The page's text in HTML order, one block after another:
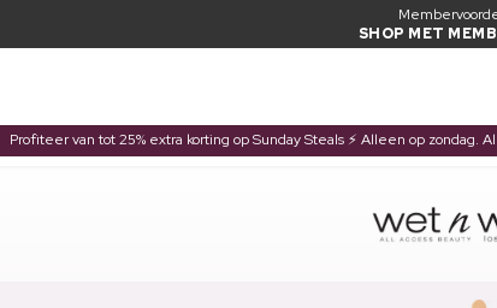
SHOP MET
Profiteer van tot 25% extra korting op Sunday Steals ⚡ Alleen op zondag.